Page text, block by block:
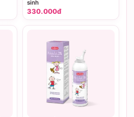
sinh
330.000đ